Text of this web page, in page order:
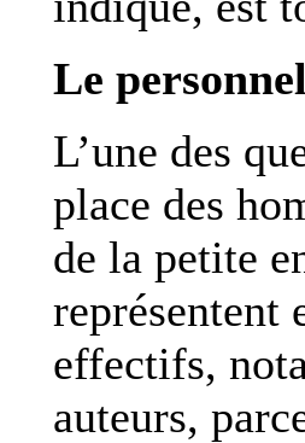
Le
L’une des
place des
de la petite
représentent
effectifs,
auteurs,